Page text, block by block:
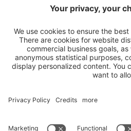
SEMPRE DISPONIBILE
0471 506798
WHATSAPP
+39 376 2951129